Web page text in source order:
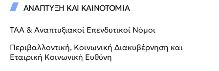
ΑΝΑΠΤΥΞΗ ΚΑΙ ΚΑΙΝΟΤΟΜΙΑ
ΤΑΑ & Αναπτυξιακοί Επενδυτικοί Νόμοι
Περιβαλλοντική, Κοινωνική Διακυβέρνηση και
Εταιρική Κοινωνική Ευθύνη